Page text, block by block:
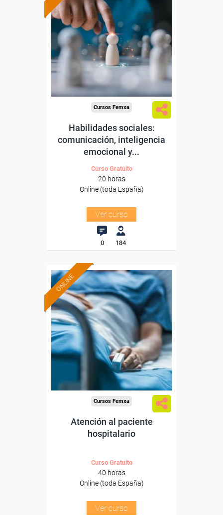
Formación 100%
subvencionada.
Para desempleados,
trabajadores y autónomos.
Sector
-Otros Servicios.
Cursos Femxa
Habilidades sociales:
comunicación, inteligencia
emocional y...
Curso Gratuito
20 horas
Online (toda España)
Ver curso
0 184
ONLINE
Formación 100%
subvencionada.
Para desempleados,
trabajadores y autónomos.
Sector
-Sanidad.
Cursos Femxa
Atención al paciente
hospitalario
Curso Gratuito
40 horas
Online (toda España)
Ver curso